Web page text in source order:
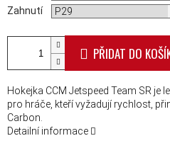
Zahnutí
PŘIDAT DO
Hokejka CCM Jetspeed Team SR je
pro hráče, kteří vyžadují rychlost,
Carbon.
Detailní informace